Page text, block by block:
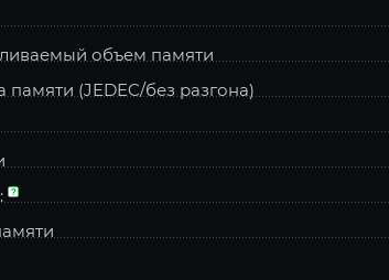
объем памяти
памяти (JEDEC/без разгона)